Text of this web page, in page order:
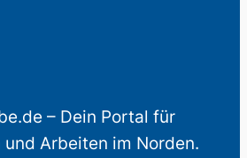
– Dein Portal für
und Arbeiten im Norden.